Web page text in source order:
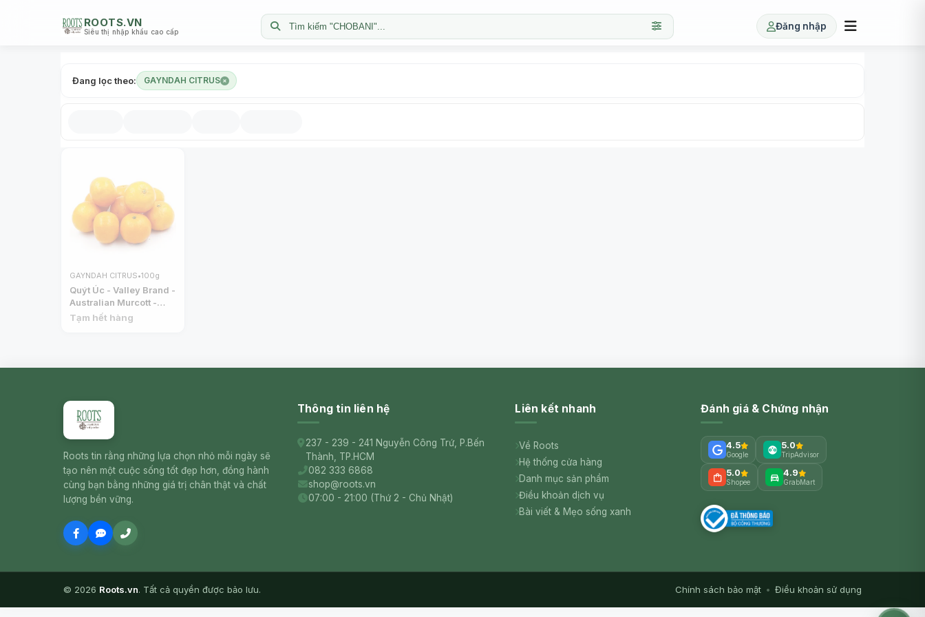
ROOTS.VN
Siêu thị nhập khẩu cao cấp
Tìm kiếm "CHOBANI"... Đăng nhập
Đang lọc theo: GAYNDAH CITRUS
GAYNDAH CITRUS•100g
Quýt Úc - Valley Brand -
Australian Murcott -
GAYNDAH CITRUS
Tạm hết hàng
Roots tin rằng những lựa chọn nhỏ mỗi ngày sẽ
tạo nên một cuộc sống tốt đẹp hơn, đồng hành
cùng bạn bằng những giá trị chân thật và chất
lượng bền vững.
Thông tin liên hệ
237 - 239 - 241 Nguyễn Công Trứ, P.Bến
Thành, TP.HCM
082 333 6868
shop@roots.vn
07:00 - 21:00 (Thứ 2 - Chủ Nhật)
Liên kết nhanh
Về Roots
Hệ thống cửa hàng
Danh mục sản phẩm
Điều khoản dịch vụ
Bài viết & Mẹo sống xanh
Đánh giá & Chứng nhận
4.5
Google
5.0
TripAdvisor
5.0
Shopee
4.9
GrabMart
© 2026 Roots.vn. Tất cả quyền được bảo lưu. Chính sách bảo mật • Điều khoản sử dụng